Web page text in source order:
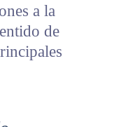
a la
de